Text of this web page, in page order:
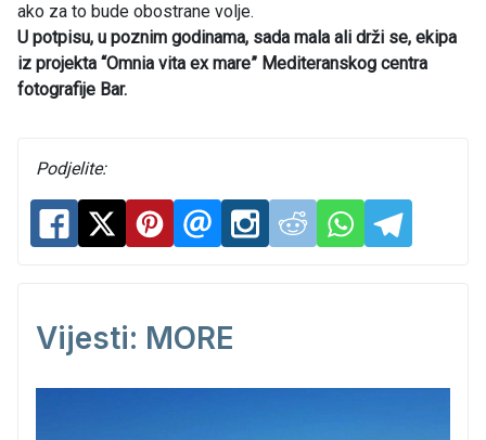
ako za to bude obostrane volje.
U potpisu, u poznim godinama, sada mala ali drži se, ekipa
iz projekta “Omnia vita ex mare” Mediteranskog centra
fotografije Bar.
Podjelite:
Vijesti: MORE